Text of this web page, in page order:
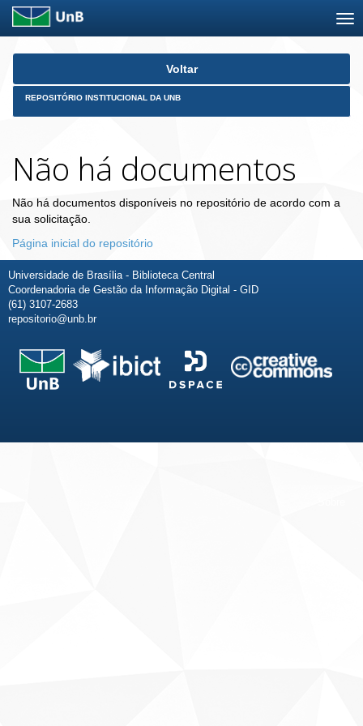
Skip
Voltar
REPOSITÓRIO INSTITUCIONAL DA UNB
Não há documentos
Não há documentos disponíveis no repositório de acordo com a
sua solicitação.
Página inicial do repositório
Universidade de Brasília - Biblioteca Central
Coordenadoria de Gestão da Informação Digital - GID
(61) 3107-2683
repositorio@unb.br